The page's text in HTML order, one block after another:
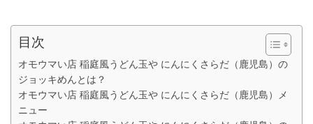
目次
オモウマい店 稲庭風うどん玉や にんにくさらだ（鹿児島）の
ジョッキめんとは？
オモウマい店 稲庭風うどん玉や にんにくさらだ（鹿児島）メ
ニュー